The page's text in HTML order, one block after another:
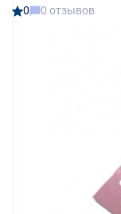
0 0 отзывов